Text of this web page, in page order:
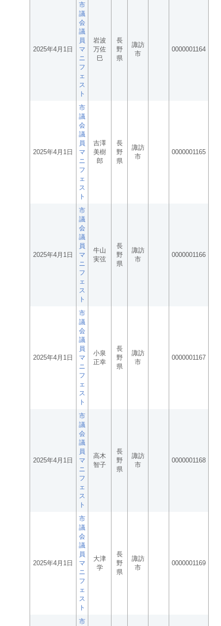
2025年4月1日
市
議
会
議
員
マ
ニ
フ
ェ
ス
ト
岩波
万佐
巳
長
野
県
諏訪
市
0000001164
2025年4月1日
市
議
会
議
員
マ
ニ
フ
ェ
ス
ト
吉澤
美樹
郎
長
野
県
諏訪
市
0000001165
2025年4月1日
市
議
会
議
員
マ
ニ
フ
ェ
ス
ト
牛山
実弦
長
野
県
諏訪
市
0000001166
2025年4月1日
市
議
会
議
員
マ
ニ
フ
ェ
ス
ト
小泉
正幸
長
野
県
諏訪
市
0000001167
2025年4月1日
市
議
会
議
員
マ
ニ
フ
ェ
ス
ト
高木
智子
長
野
県
諏訪
市
0000001168
2025年4月1日
市
議
会
議
員
マ
ニ
フ
ェ
ス
ト
大津
学
長
野
県
諏訪
市
0000001169
市